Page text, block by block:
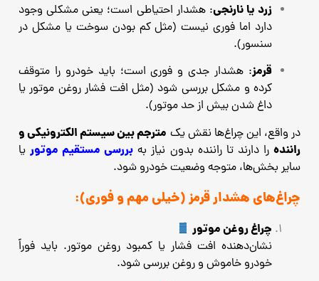
زرد یا نارنجی: هشدار احتیاطی است؛ یعنی مشکلی وجود
دارد اما فوری نیست (مثل کم بودن سوخت یا مشکل در
سنسور).
قرمز: هشدار جدی و فوری است؛ باید خودرو را متوقف
کرده و مشکل بررسی شود (مثل افت فشار روغن موتور یا
داغ شدن بیش از حد موتور).
در واقع، این چراغ‌ها نقش یک مترجم بین سیستم الکترونیکی و
رانندهرا دارند تا راننده بدون نیاز به بررسی مستقیم موتوریا
سایر بخش‌ها، متوجه وضعیت خودرو شود.
چراغ‌های هشدار قرمز (خیلی مهم و فوری):
چراغ روغن موتور
نشان‌دهنده افت فشار یا کمبود روغن موتور. باید فوراً
خودرو خاموش و روغن بررسی شود.